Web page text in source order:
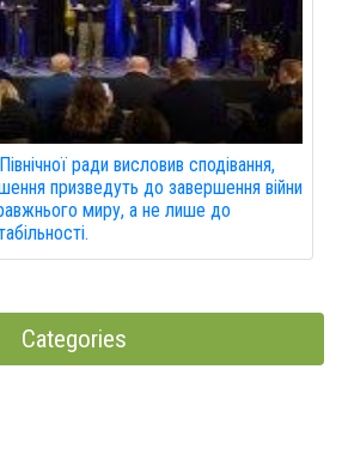
ради висловив сподівання,
призведуть до завершення війни
миру, а не лише до
Categories